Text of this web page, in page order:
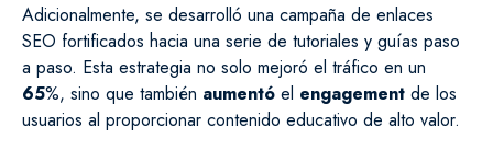
Adicionalmente, se desarrolló una campaña de enlaces
SEO fortificados hacia una serie de tutoriales y guías paso
a paso. Esta estrategia no solo mejoró el tráfico en un
65%, sino que también aumentó el engagement de los
usuarios al proporcionar contenido educativo de alto valor.